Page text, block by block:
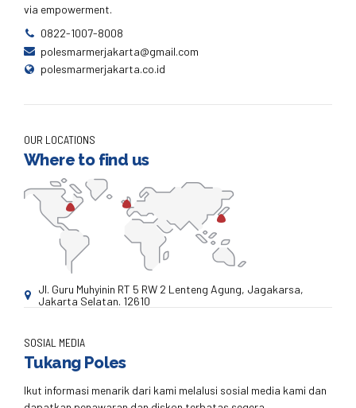
via empowerment.
0822-1007-8008
polesmarmerjakarta@gmail.com
polesmarmerjakarta.co.id
OUR LOCATIONS
Where to find us
Jl. Guru Muhyinin RT 5 RW 2 Lenteng Agung, Jagakarsa,
Jakarta Selatan. 12610
SOSIAL MEDIA
Tukang Poles
Ikut informasi menarik dari kami melalusi sosial media kami dan